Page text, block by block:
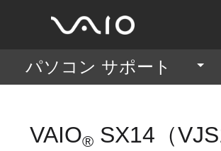
パソコン サポート
VAIO® SX14 （